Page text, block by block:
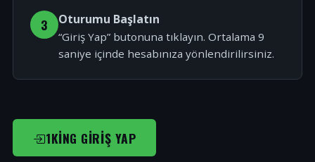
3 Oturumu Başlatın
“Giriş Yap” butonuna tıklayın. Ortalama 9
saniye içinde hesabınıza yönlendirilirsiniz.
1KING GIRIŞ YAP